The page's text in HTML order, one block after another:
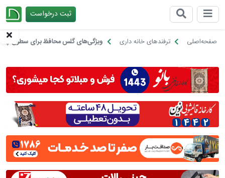
ثبت درخواست
صفحه‌اصلی ترفندهای خانه داری ویژگی‌های گلس محافظ برای سطوح